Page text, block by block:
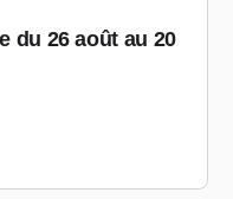
du 26 août au 20